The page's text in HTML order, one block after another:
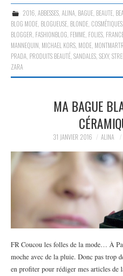
2016, ABBESSES, ALINA, BAGUE, BEAUTE,
BLOG MODE, BLOGUEUSE, BLONDE, COSMÉTIQUES
BLOGGER, FASHIONBLOG, FEMME, FOLIES,
MANNEQUIN, MICHAEL KORS, MODE,
PRADA, PRODUITS BEAUTÉ,SANDALES,SEXY,
ZARA
MA BAGUE
31 JANVIER 2016 ALINA
FR Coucou les folles de la mode… À
moche avec de la pluie. Donc pas trop
en profiter pour rédiger mes articles de